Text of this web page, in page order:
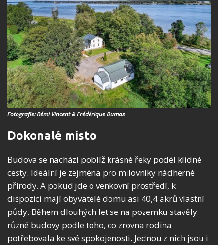
Fotografie: Rémi Vincent & Frédérique Dumas
Dokonalé místo
Budova se nachází poblíž krásné řeky podél klidné
cesty. Ideální je zejména pro milovníky nádherné
přírody. A pokud jde o venkovní prostředí, k
dispozici mají obyvatelé domu asi 40,4 akrů vlastní
půdy. Během dlouhých let se na pozemku stavěly
různé budovy podle toho, co zrovna rodina
potřebovala ke své spokojenosti. Jednou z nich jsou i